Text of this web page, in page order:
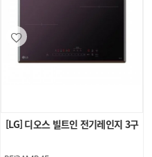
[LG] 디오스 빌트인 전기레인지 3구